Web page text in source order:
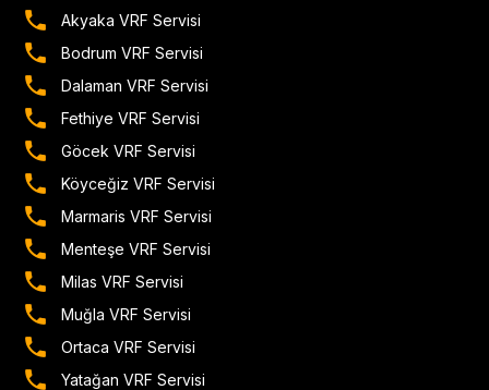
Akyaka VRF Servisi
Bodrum VRF Servisi
Dalaman VRF Servisi
Fethiye VRF Servisi
Göcek VRF Servisi
Köyceğiz VRF Servisi
Marmaris VRF Servisi
Menteşe VRF Servisi
Milas VRF Servisi
Muğla VRF Servisi
Ortaca VRF Servisi
Yatağan VRF Servisi